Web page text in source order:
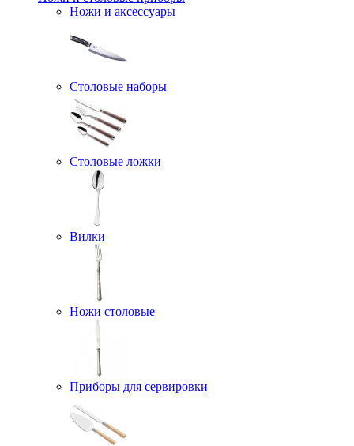
Ножи и аксессуары
Столовые наборы
Столовые ложки
Вилки
Ножи столовые
Приборы для сервировки